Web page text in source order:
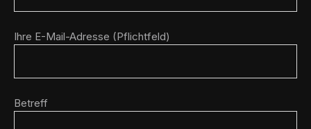
Ihre E-Mail-Adresse (Pflichtfeld)
Betreff